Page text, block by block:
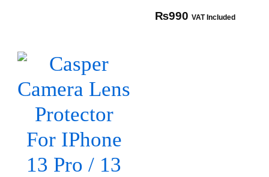
₨990 VAT Included